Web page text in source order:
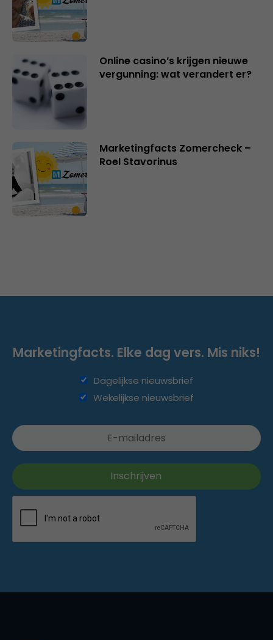
Online casino’s krijgen nieuwe
vergunning: wat verandert er?
Marketingfacts Zomercheck –
Roel Stavorinus
Marketingfacts. Elke dag vers. Mis niks!
Dagelijkse nieuwsbrief
Wekelijkse nieuwsbrief